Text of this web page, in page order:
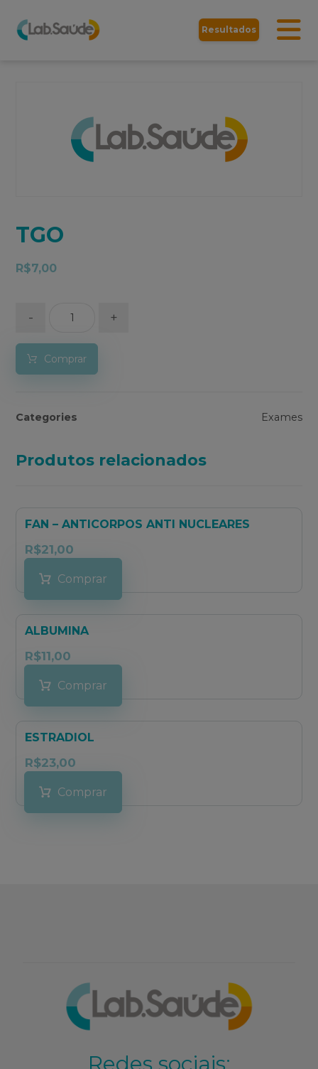
Resultados
TGO
R$7,00
- +
Comprar
Categories Exames
Produtos relacionados
FAN – ANTICORPOS ANTI NUCLEARES
R$21,00
Comprar
ALBUMINA
R$11,00
Comprar
ESTRADIOL
R$23,00
Comprar
Redes sociais: